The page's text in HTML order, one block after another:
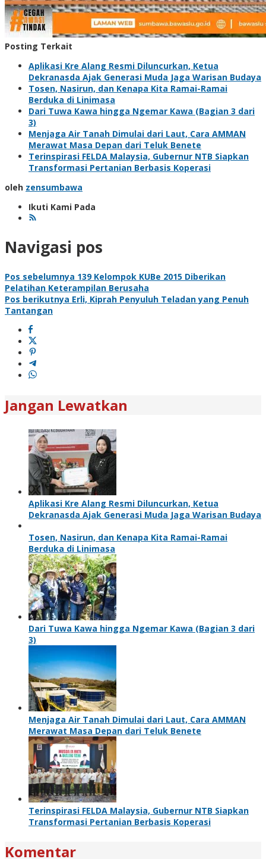
Posting Terkait
Aplikasi Kre Alang Resmi Diluncurkan, Ketua
Dekranasda Ajak Generasi Muda Jaga Warisan Budaya
Tosen, Nasirun, dan Kenapa Kita Ramai-Ramai
Berduka di Linimasa
Dari Tuwa Kawa hingga Ngemar Kawa (Bagian 3 dari
3)
Menjaga Air Tanah Dimulai dari Laut, Cara AMMAN
Merawat Masa Depan dari Teluk Benete
Terinspirasi FELDA Malaysia, Gubernur NTB Siapkan
Transformasi Pertanian Berbasis Koperasi
oleh zensumbawa
Ikuti Kami Pada
Navigasi pos
Pos sebelumnya 139 Kelompok KUBe 2015 Diberikan
Pelatihan Keterampilan Berusaha
Pos berikutnya Erli, Kiprah Penyuluh Teladan yang Penuh
Tantangan
Jangan Lewatkan
Aplikasi Kre Alang Resmi Diluncurkan, Ketua
Dekranasda Ajak Generasi Muda Jaga Warisan Budaya
Tosen, Nasirun, dan Kenapa Kita Ramai-Ramai
Berduka di Linimasa
Dari Tuwa Kawa hingga Ngemar Kawa (Bagian 3 dari
3)
Menjaga Air Tanah Dimulai dari Laut, Cara AMMAN
Merawat Masa Depan dari Teluk Benete
Terinspirasi FELDA Malaysia, Gubernur NTB Siapkan
Transformasi Pertanian Berbasis Koperasi
Komentar